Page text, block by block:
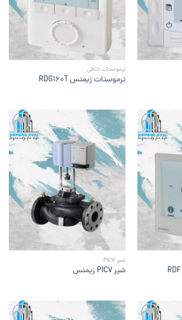
ترموستات اتاقی
ترموستات زیمنس RDG160T
افزودن
علاقه
مندی
افزودن
علاقه
مندی
شیر PICV
شیر PICV زیمنس